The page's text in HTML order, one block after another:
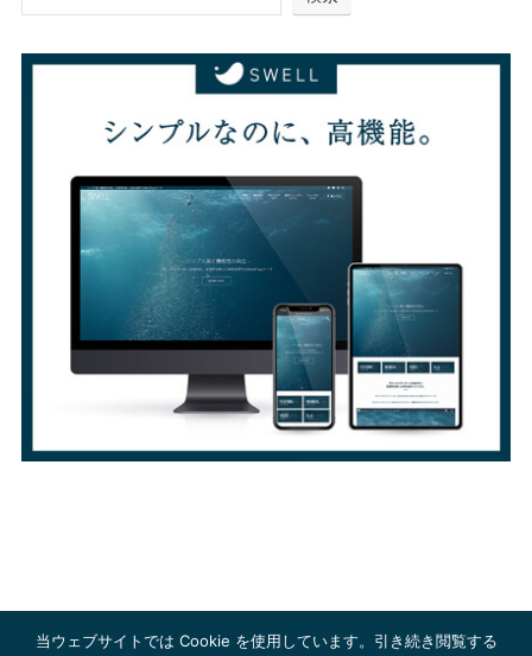
当ウェブサイトでは Cookie を使用しています。引き続き閲覧する